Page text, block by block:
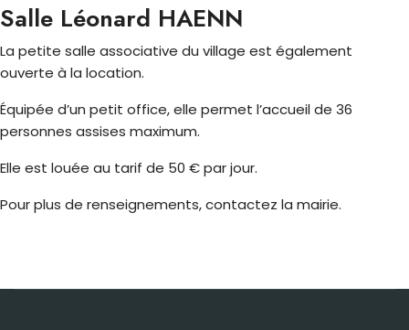
Salle Léonard HAENN
La petite salle associative du village est également
ouverte à la location.
Équipée d’un petit office, elle permet l’accueil de 36
personnes assises maximum.
Elle est louée au tarif de 50 € par jour.
Pour plus de renseignements, contactez la mairie.